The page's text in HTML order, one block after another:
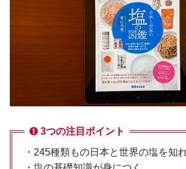
3つの注目ポイント
・245種類もの日本と世界の塩を知